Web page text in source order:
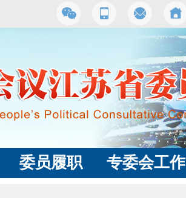
委员履职 专委会工作